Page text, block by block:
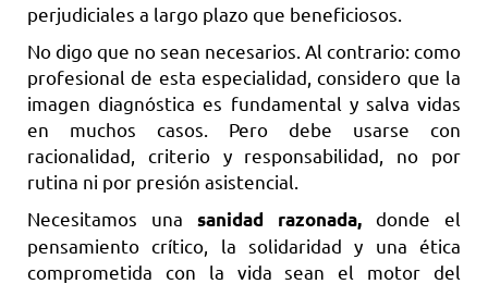
perjudiciales a largo plazo que beneficiosos.
No digo que no sean necesarios. Al contrario: como
profesional de esta especialidad, considero que la
imagen diagnóstica es fundamental y salva vidas
en muchos casos. Pero debe usarse con
racionalidad, criterio y responsabilidad, no por
rutina ni por presión asistencial.
Necesitamos una sanidad razonada, donde el
pensamiento crítico, la solidaridad y una ética
comprometida con la vida sean el motor del